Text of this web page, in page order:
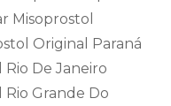
Misoprostol
Original Paraná
De Janeiro
Grande Do